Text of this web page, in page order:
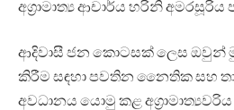
අග්‍රාමාත්‍ය ආචාර්ය හරිනි අමරසූරිය
ආදිවාසී ජන කොටසක් ලෙස ඔවුන්
කිරීම සඳහා පවතින නෛතික සහ
අවධානය යොමු කළ